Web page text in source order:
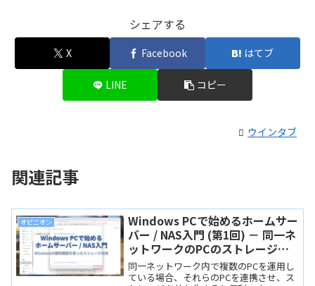
シェアする
X Facebook はてブ
LINE コピー
ウインタブ
関連記事
オピニオン
Windows PCで始めるホームサー
バー / NAS入門 (第1回) － 同一ネ
ットワークのPCのストレージを
共有する
同一ネットワーク内で複数のPCを運用し
ている場合、それらのPCを連携させ、ス